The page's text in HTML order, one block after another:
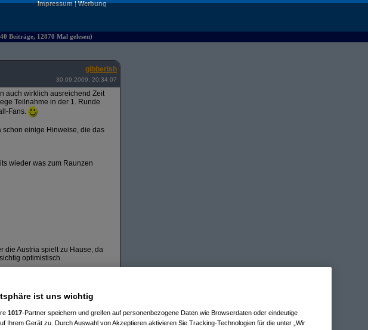
Impressum|Werbung
Beiträge, 12870 Mal gelesen)
gibberish
30.09.2009, 20:34:07
auch wirklich ausreichend Zeit
Teilnahme in der 1. Runde
Fans.
schon einige Hinweise, die das
wieder was zum Raunzen
die Austria spielt zu Hause, da
optimistisch.
ist uns wichtig
1017-Partner speichern und greifen auf personenbezogene Daten wie Browserdaten oder eindeutige
Ihrem Gerät zu. Durch Auswahl von Akzeptieren aktivieren Sie Tracking-Technologien für die unter „Wir